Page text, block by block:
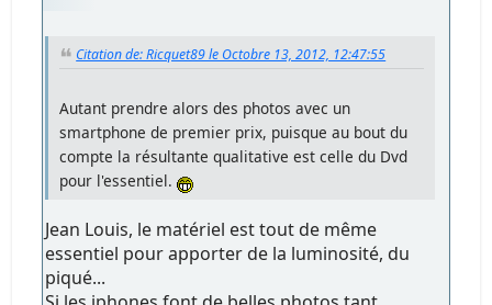
Citation de: Ricquet89 le Octobre 13, 2012, 12:47:55
Autant prendre alors des photos avec un
smartphone de premier prix, puisque au bout du
compte la résultante qualitative est celle du Dvd
pour l'essentiel.
Jean Louis, le matériel est tout de même
essentiel pour apporter de la luminosité, du
piqué...